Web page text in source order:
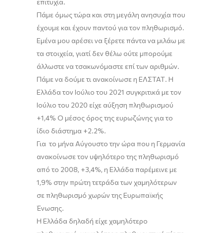
επιτυχία.
Πάμε όμως τώρα και στη μεγάλη ανησυχία που
έχουμε και έχουν παντού για τον πληθωρισμό.
Εμένα μου αρέσει να ξέρετε πάντα να μιλάω με
τα στοιχεία, γιατί δεν θέλω ούτε μπορούμε
άλλωστε να τσακωνόμαστε επί των αριθμών.
Πάμε να δούμε τι ανακοίνωσε η ΕΛΣΤΑΤ. Η
Ελλάδα τον Ιούλιο του 2021 συγκριτικά με τον
Ιούλιο του 2020 είχε αύξηση πληθωρισμού
+1,4% Ο μέσος όρος της ευρωζώνης για το
ίδιο διάστημα +2.2%.
Για το μήνα Αύγουστο την ώρα που η Γερμανία
ανακοίνωσε τον υψηλότερο της πληθωρισμό
από το 2008, +3,4%, η Ελλάδα παρέμεινε με
1,9% στην πρώτη τετράδα των χαμηλότερων
σε πληθωρισμό χωρών της Ευρωπαϊκής
Ένωσης.
Η Ελλάδα δηλαδή είχε χαμηλότερο